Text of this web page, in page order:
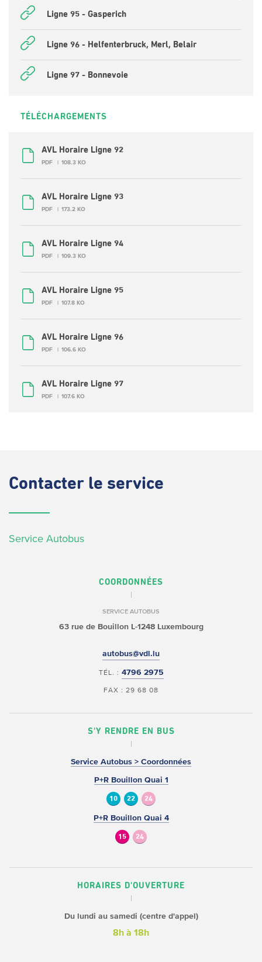
Ligne 95 - Gasperich
Ligne 96 - Helfenterbruck, Merl, Belair
Ligne 97 - Bonnevoie
TÉLÉCHARGEMENTS
AVL Horaire Ligne 92
PDF 108.3 KO
AVL Horaire Ligne 93
PDF 173.2 KO
AVL Horaire Ligne 94
PDF 109.3 KO
AVL Horaire Ligne 95
PDF 107.8 KO
AVL Horaire Ligne 96
PDF 106.6 KO
AVL Horaire Ligne 97
PDF 107.6 KO
Contacter le service
Service Autobus
COORDONNÉES
SERVICE AUTOBUS
63 rue de BouillonL-1248 Luxembourg
autobus@vdl.lu
TÉL. : 4796 2975
FAX : 29 68 08
S'Y RENDRE EN BUS
Service Autobus > Coordonnées
P+R Bouillon Quai 1
10 22 24
P+R Bouillon Quai 4
15 24
HORAIRES D'OUVERTURE
Du lundi au samedi (centre d'appel)
8h à 18h